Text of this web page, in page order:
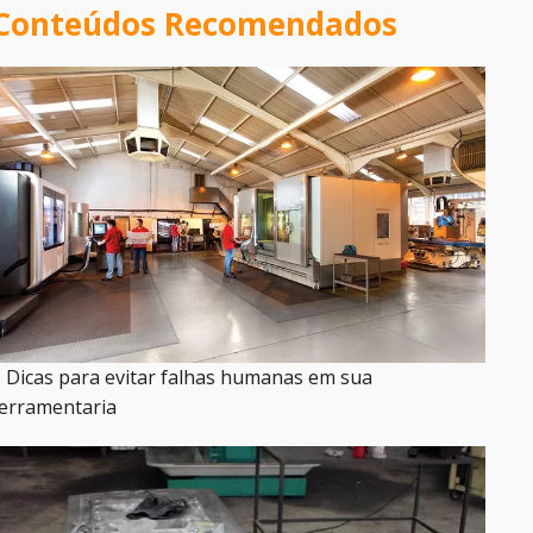
Recomendados
Dicas para evitar falhas humanas em sua